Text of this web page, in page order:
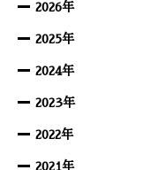
2026年
2025年
2024年
2023年
2022年
2021年